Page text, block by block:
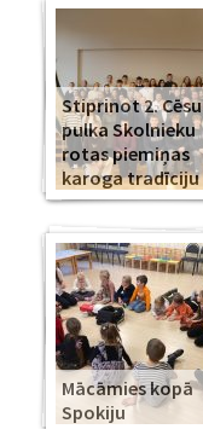
Stiprinot 2. Cēsu
pulka Skolnieku
rotas piemiņas
karoga tradīciju
Mācāmies kopā
Spokiju